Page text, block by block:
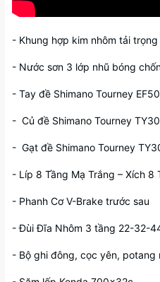
- Khung hợp kim nhôm tải
- Nước sơn 3 lớp nhũ bóng
- Tay đề Shimano Tourney
- Củ đề Shimano Tourney
- Gạt đề Shimano Tourney
- Líp 8 Tầng Mạ Trắng – Xích 8
- Phanh Cơ V-Brake trước sau
- Đùi Đĩa Nhôm 3 tầng 22-32-
- Bộ ghi đông, cọc yên, potang